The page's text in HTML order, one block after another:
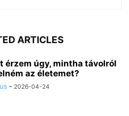
ARTICLES
érzem úgy, mintha távolról
az életemet?
- 2026-04-24